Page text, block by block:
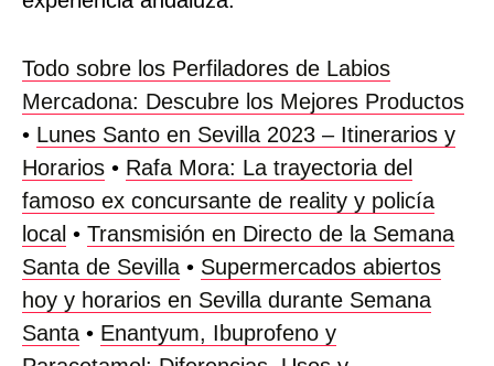
Todo sobre los Perfiladores de Labios
Mercadona: Descubre los Mejores Productos
• Lunes Santo en Sevilla 2023 – Itinerarios y
Horarios • Rafa Mora: La trayectoria del
famoso ex concursante de reality y policía
local • Transmisión en Directo de la Semana
Santa de Sevilla • Supermercados abiertos
hoy y horarios en Sevilla durante Semana
Santa • Enantyum, Ibuprofeno y